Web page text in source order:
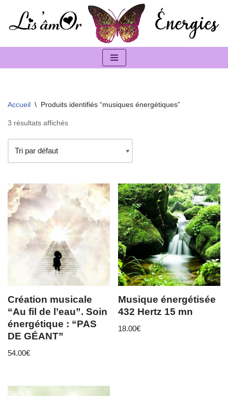
Aller
Accueil \ Produits identifiés “musiques énergétiques”
3 résultats affichés
Création musicale
“Au fil de l’eau”. Soin
énergétique : “PAS
DE GÉANT”
54.00€
Musique énergétisée
432 Hertz 15 mn
18.00€